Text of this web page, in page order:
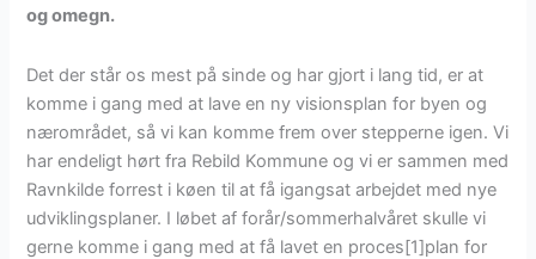
og omegn.
Det der står os mest på sinde og har gjort i lang tid, er at
komme i gang med at lave en ny visionsplan for byen og
nærområdet, så vi kan komme frem over stepperne igen. Vi
har endeligt hørt fra Rebild Kommune og vi er sammen med
Ravnkilde forrest i køen til at få igangsat arbejdet med nye
udviklingsplaner. I løbet af forår/sommerhalvåret skulle vi
gerne komme i gang med at få lavet en proces[1]plan for